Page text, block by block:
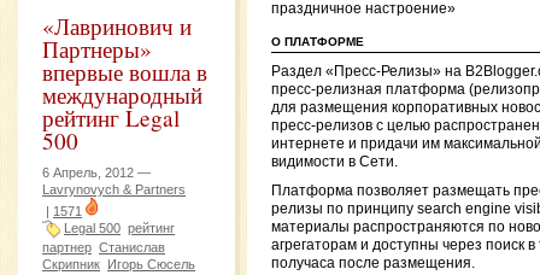
«Лавринович и
Партнеры»
впервые вошла в
международный
рейтинг Legal
500
6 Апрель, 2012 —
Lavrynovych & Partners
| 1571
Legal 500 рейтинг
партнер Станислав
Скрипник Игорь Сюсель
праздничное настроение»
О ПЛАТФОРМЕ
Раздел «Пресс-Релизы» на
пресс-релизная платформа
для размещения корпоративных
пресс-релизов с целью
интернете и придачи им
видимости в Сети.
Платформа позволяет размещать
релизы по принципу search engine
материалы распространяются по
агрегаторам и доступны через поиск в
получаса после размещения.